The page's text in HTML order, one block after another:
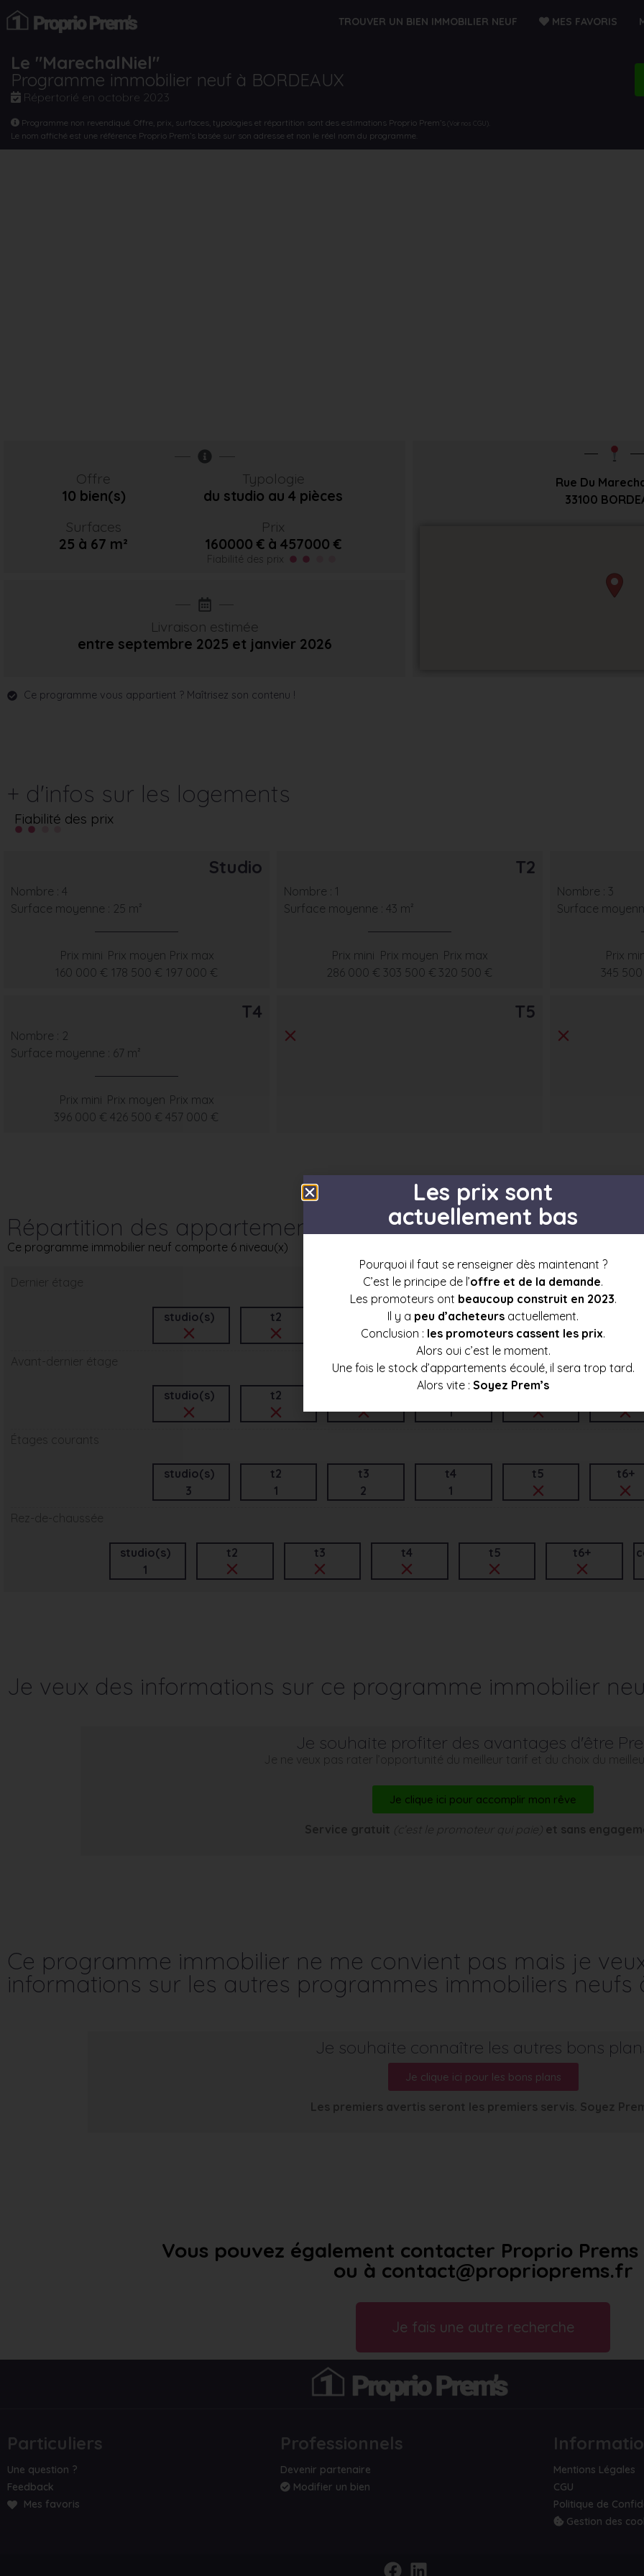
TROUVER UN BIEN IMMOBILIER NEUF MES FAVORIS
Le "MarechalNiel"
Programme immobilier neuf à BORDEAUX
Répertorié en octobre 2023
Programme non revendiqué. Offre, prix, surfaces, typologies et répartition sont des estimations Proprio Prem’s (Voir nos CGU)
Le nom affiché est une référence Proprio Prem’s basée sur son adresse et non le réel nom du programme.
Offre
10 bien(s)
Typologie
du studio au 4 pièces
Surfaces
25 à 67 m²
Prix
160000 € à 457000 €
Fiabilité des prix
Livraison estimée
entre septembre 2025 et janvier 2026
Rue Du
33100
Ce programme vous appartient ? Maîtrisez son contenu !
+ d'infos sur les logements
Fiabilité des prix
Studio
Nombre : 4
Surface moyenne : 25 m²
Prix mini
160 000 €
Prix moyen
178 500 €
Prix max
197 000 €
T2
Nombre : 1
Surface moyenne : 43 m²
Prix mini
286 000 €
Prix moyen
303 500 €
Prix max
320 500 €
Nombre : 3
Surface
Prix
345
T4
Nombre : 2
Surface moyenne : 67 m²
Prix mini
396 000 €
Prix moyen
426 500 €
Prix max
457 000 €
T5
Répartition des appartements par étage
Ce programme immobilier neuf comporte 6 niveau(x)
Dernier étage
studio(s) t2
1
t4 t5
Avant-dernier étage
studio(s) t2
1
Étages courants
studio(s)
3
t2
1
t3
2
t4
1
t5 t6+
Rez-de-chaussée
studio(s)
1
t2 t3 t4 t5 t6+
Je veux des informations sur ce programme immobilier
Je souhaite profiter des avantages d'être
Je ne veux pas rater l’opportunité du meilleur tarif et du choix du
Je clique ici pour accomplir mon rêve
Service gratuit (c’est le promoteur qui paie) et sans
Ce programme immobilier ne me convient pas mais je
informations sur les autres programmes immobiliers neufs
Je souhaite connaître les autres bons
Je clique ici pour les bons plans
Les premiers avertis seront les premiers servis. Soyez
Vous pouvez également contacter Proprio Prems
ou à contact@proprioprems.fr
Je fais une autre recherche
Particuliers
Une question ?
Feedback
Mes favoris
Professionnels
Devenir partenaire
Modifier un bien
Mentions Légales
CGU
Politique de
Gestion des
Les prix sont
actuellement bas
Pourquoi il faut se renseigner dès maintenant ?
C’est le principe de l’offre et de la demande.
Les promoteurs ont beaucoup construit en 2023.
Il y a peu d’acheteurs actuellement.
Conclusion : les promoteurs cassent les prix.
Alors oui c’est le moment.
Une fois le stock d’appartements écoulé, il sera trop tard.
Alors vite : Soyez Prem’s